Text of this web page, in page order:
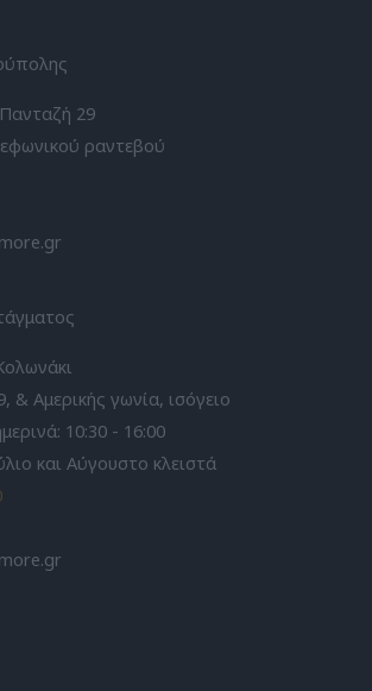
29
ραντεβού
& Αμερικής γωνία, ισόγειο
10:30 - 16:00
και Αύγουστο κλειστά